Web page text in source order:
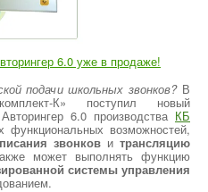
6.0 уже в продаже!
подачи школьных звонков?В
К» поступил новый
6.0 производства КБ
возможностей,
звонковитрансляцию
может выполнять функцию
системы управления